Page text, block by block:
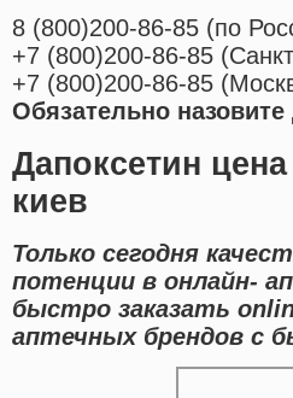
8 (800)200-86-85 (по
+7 (800)200-86-85 (
+7 (800)200-86-85 (
Обязательно
Дапоксетин
киев
Только сегодня
потенции в онлайн-
быстро заказать
аптечных брендов с